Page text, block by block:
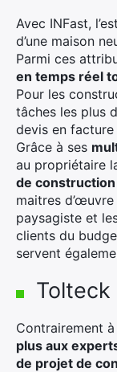
Avec INFast,
d’une maison
Parmi ces
en temps réel
Pour les
tâches les plus
devis en facture
Grâce à ses
au propriétaire
de
maitres
paysagiste et
clients du
servent
Tolteck
Contrairement
plus aux
de projet de
: